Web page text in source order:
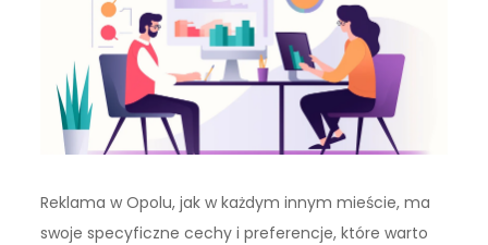
Reklama w Opolu, jak w każdym innym mieście, ma
swoje specyficzne cechy i preferencje, które warto